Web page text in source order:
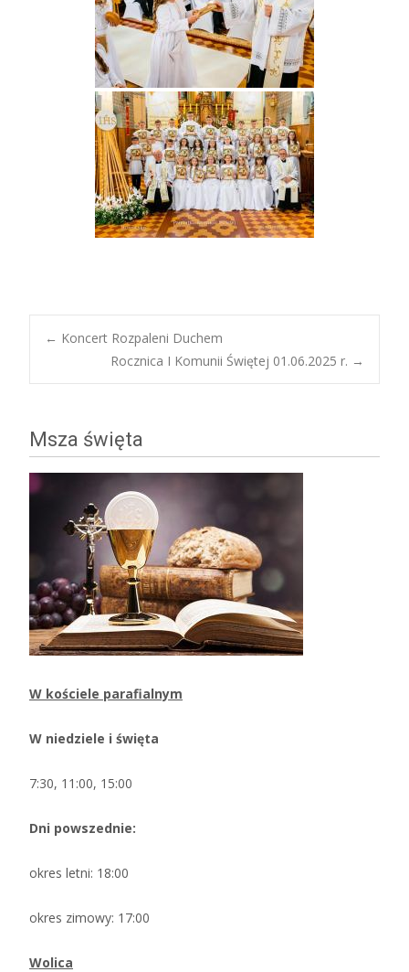
Post
← Koncert Rozpaleni Duchem
Rocznica I Komunii Świętej 01.06.2025 r. →
Msza święta
W kościele parafialnym
W niedziele i święta
7:30, 11:00, 15:00
Dni powszednie:
okres letni: 18:00
okres zimowy: 17:00
Wolica